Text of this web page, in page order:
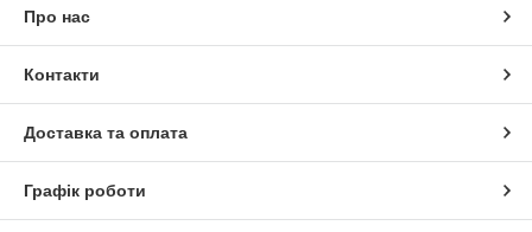
Про нас
Контакти
Доставка та оплата
Графік роботи